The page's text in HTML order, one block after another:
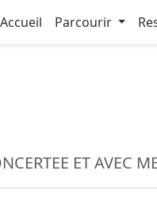
Accueil Parcourir
ET AVEC